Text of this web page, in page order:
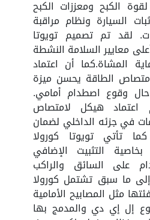
لقوة الكبح ومعززات الكبح
السيارة ونظام مراقبة
لقد تم تصميم تويوتا
معايير السلامة النشطة
المشاة.كما أن اعتماد
الطاقة يحسن ميزة
وقوع اصطدام أمامي.
اعتماد هيكل لامتصاص
في جزئه الداخلي لضمان
تأتي تويوتا كورولا
التثبيت الإضافي
على السائق والراكب
إلى ما سبق تشتمل كورولا
مثل المصابيح الأمامية
إل إي دي والمدمج بها